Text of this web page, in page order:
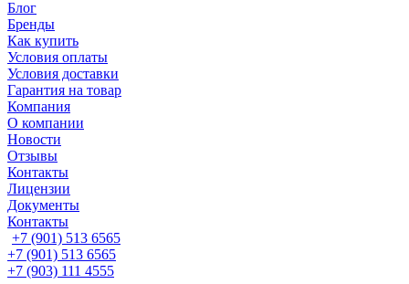
Блог
Бренды
Как купить
Условия оплаты
Условия доставки
Гарантия на товар
Компания
О компании
Новости
Отзывы
Контакты
Лицензии
Документы
Контакты
+7 (901) 513 6565
+7 (901) 513 6565
+7 (903) 111 4555